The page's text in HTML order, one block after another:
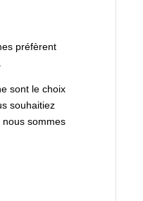
préfèrent
sont le choix
souhaitiez
sommes